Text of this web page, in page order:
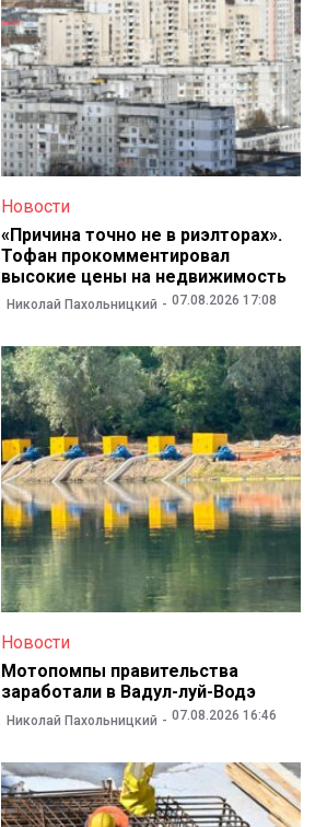
Новости
«Причина точно не в риэлторах».
Тофан прокомментировал
высокие цены на недвижимость
Николай Пахольницкий 07.08.2026 17:08
Новости
Мотопомпы правительства
заработали в Вадул-луй-Водэ
Николай Пахольницкий 07.08.2026 16:46